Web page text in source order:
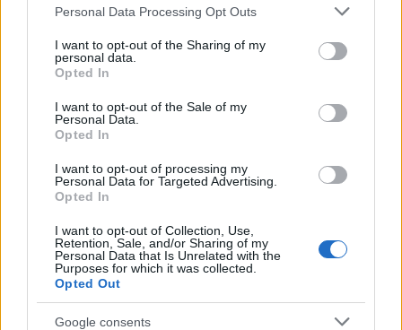
Personal Data Processing Opt Outs
I want to opt-out of the Sharing of my
personal data.
Opted In
I want to opt-out of the Sale of my
Personal Data.
Opted In
I want to opt-out of processing my
Personal Data for Targeted Advertising.
Opted In
I want to opt-out of Collection, Use,
Retention, Sale, and/or Sharing of my
Personal Data that Is Unrelated with the
Purposes for which it was collected.
Opted Out
Google consents
Ajouter RugbyToulouse.com
Dernières actualités
Stade Toulousain : "Plus facile de
négocier à l'extérieur qu'à Toulouse",
Guy Novès sur Thomas Ramos
05.08 à 08h30